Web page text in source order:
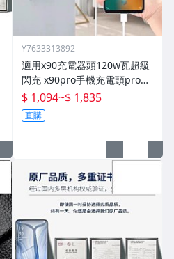
Y7633313892
適用x90充電器頭120w瓦超級
閃充 x90pro手機充電頭pro快
充插頭mcarney數據線80w套
裝
$ 1,094~$ 1,835
直購